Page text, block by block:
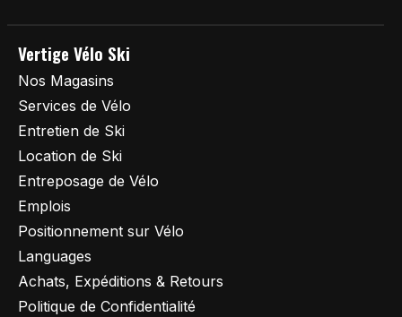
Vertige Vélo Ski
Nos Magasins
Services de Vélo
Entretien de Ski
Location de Ski
Entreposage de Vélo
Emplois
Positionnement sur Vélo
Languages
Achats, Expéditions & Retours
Politique de Confidentialité